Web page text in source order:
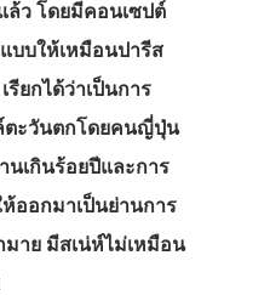
ล้ว โดยมีคอนเซปต์
บบให้เหมือนปารีส
รียกได้ว่าเป็นการ
ตะวันตกโดยคนญี่ปุ่น
นเกินร้อยปีและการ
ออกมาเป็นย่านการ
าย มีสเน่ห์ไม่เหมือน